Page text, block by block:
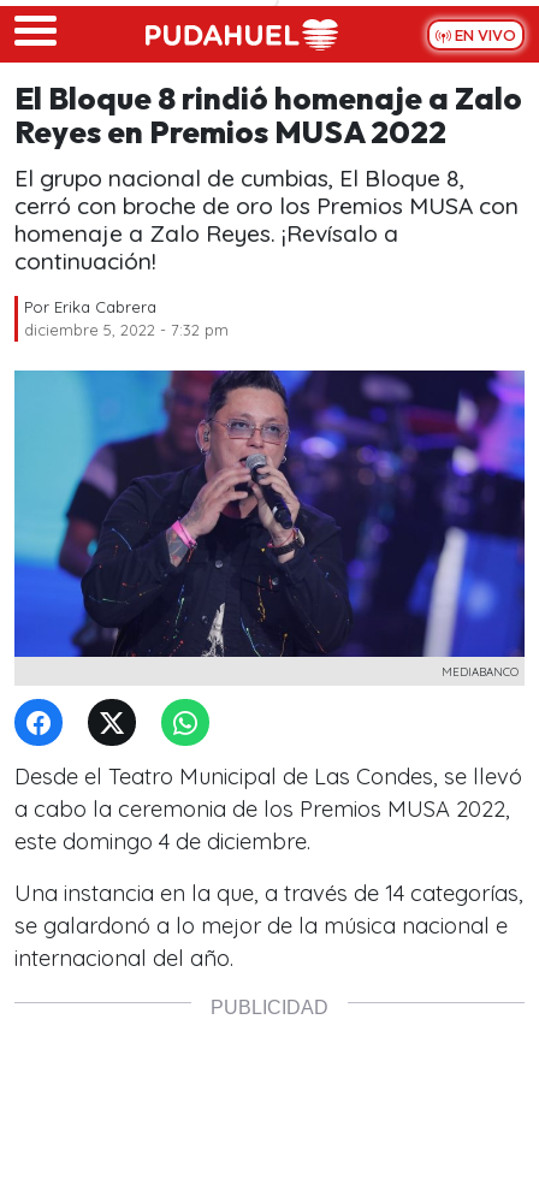
Skip to main content
EN VIVO
El Bloque 8 rindió homenaje a Zalo
Reyes en Premios MUSA 2022
El grupo nacional de cumbias, El Bloque 8,
cerró con broche de oro los Premios MUSA con
homenaje a Zalo Reyes. ¡Revísalo a
continuación!
Por Erika Cabrera
diciembre 5, 2022 - 7:32 pm
MEDIABANCO
Desde el Teatro Municipal de Las Condes, se llevó
a cabo la ceremonia de los Premios MUSA 2022,
este domingo 4 de diciembre.
Una instancia en la que, a través de 14 categorías,
se galardonó a lo mejor de la música nacional e
internacional del año.